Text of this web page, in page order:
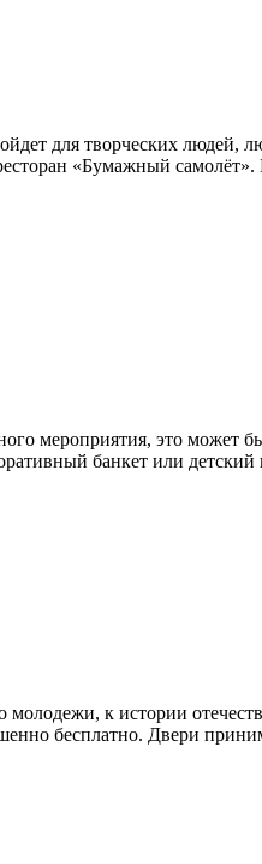
для творческих людей,
«Бумажный самолёт».
мероприятия, это может
банкет или детский
к истории
бесплатно. Двери